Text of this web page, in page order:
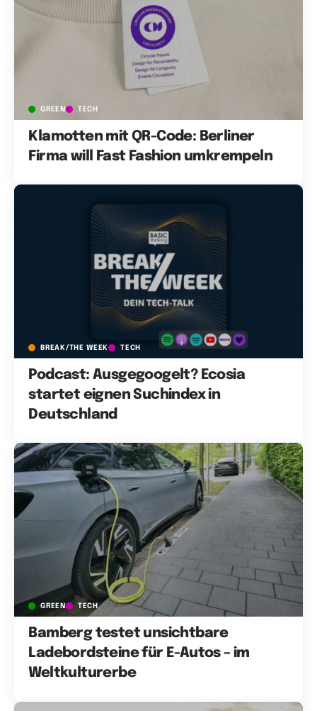
GREEN TECH
Klamotten mit QR-Code: Berliner
Firma will Fast Fashion umkrempeln
BREAK/THE WEEK TECH
Podcast: Ausgegoogelt? Ecosia
startet eignen Suchindex in
Deutschland
GREEN TECH
Bamberg testet unsichtbare
Ladebordsteine für E-Autos – im
Weltkulturerbe